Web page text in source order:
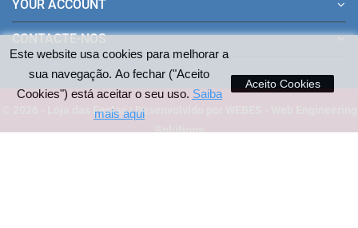
Este website usa cookies para melhorar a
sua navegação. Ao fechar ("Aceito
Cookies") está aceitar o seu uso. Saiba
mais aqui
Aceito Cookies
YOUR ACCOUNT
CONTACTE-NOS
© 2026 - Loja das Festas | Desenvolvido por WEBES - Web Engineering
Solutions